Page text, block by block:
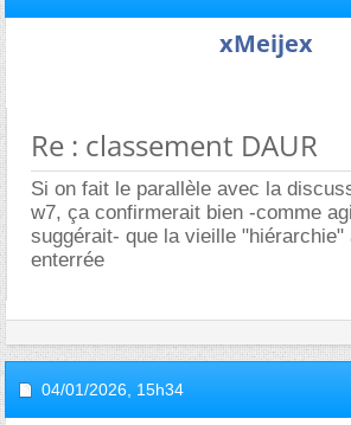
xMeijex
Re : classement DAUR
Si on fait le parallèle avec la
w7, ça confirmerait bien -comme
suggérait- que la vieille "hiérarchie"
enterrée
04/01/2026, 15h34